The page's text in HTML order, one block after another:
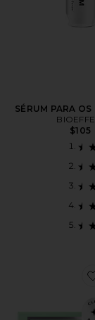
SÉRUM PARA OS
$105